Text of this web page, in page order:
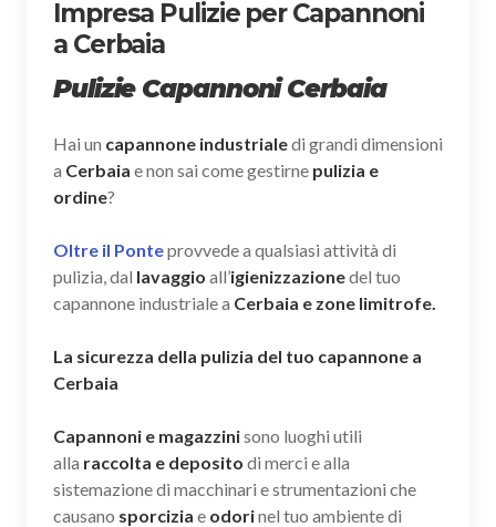
Impresa Pulizie per Capannoni
a Cerbaia
Pulizie Capannoni Cerbaia
Hai un capannone industrialedi grandi dimensioni
a Cerbaia e non sai come gestirne pulizia e
ordine?
Oltre il Ponteprovvede a qualsiasi attività di
pulizia, dal lavaggio all’igienizzazionedel tuo
capannone industriale a Cerbaia e zone limitrofe.
La sicurezza della pulizia del tuo capannone a
Cerbaia
Capannoni e magazzinisono luoghi utili
alla raccolta e deposito di merci e alla
sistemazione di macchinari e strumentazioni che
causano sporcizia e odorinel tuo ambiente di